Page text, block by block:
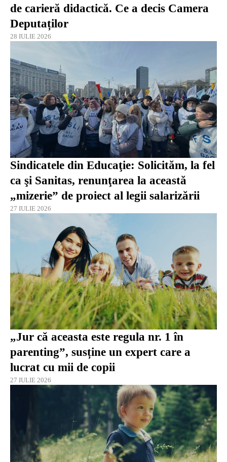
de carieră didactică. Ce a decis Camera
Deputaților
28 IULIE 2026
Sindicatele din Educaţie: Solicităm, la fel
ca şi Sanitas, renunţarea la această
„mizerie” de proiect al legii salarizării
27 IULIE 2026
„Jur că aceasta este regula nr. 1 în
parenting”, susține un expert care a
lucrat cu mii de copii
27 IULIE 2026